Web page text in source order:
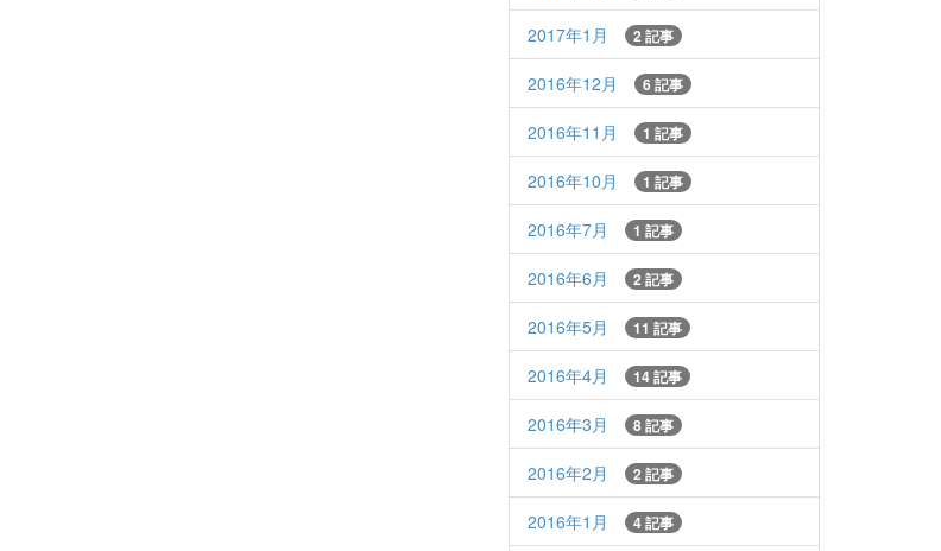
2017年1月 2 記事
2016年12月 6 記事
2016年11月 1 記事
2016年10月 1 記事
2016年7月 1 記事
2016年6月 2 記事
2016年5月 11 記事
2016年4月 14 記事
2016年3月 8 記事
2016年2月 2 記事
2016年1月 4 記事